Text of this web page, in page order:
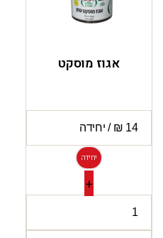
אגוז מוסקט
יחידה
+